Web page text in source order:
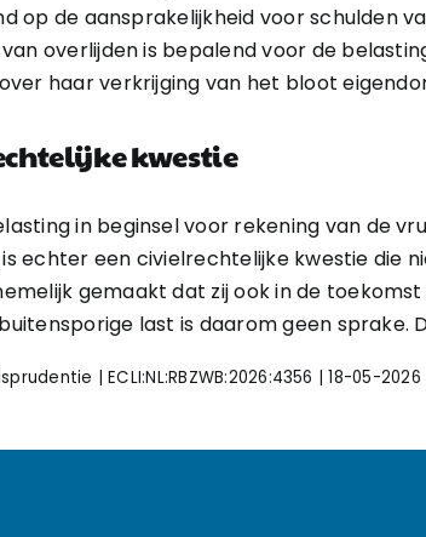
op de aansprakelijkheid voor schulden
overlijden is bepalend voor de
haar verkrijging van het bloot
kwestie
in beginsel voor rekening van de
echter een civielrechtelijke kwestie die
gemaakt dat zij ook in de
last is daarom geen sprake.
| ECLI:NL:RBZWB:2026:4356 | 18-05-2026